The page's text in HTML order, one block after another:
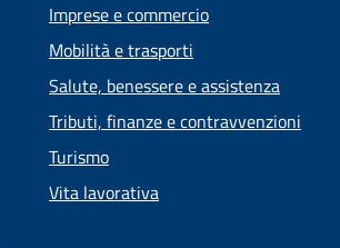
Imprese e commercio
Mobilità e trasporti
Salute, benessere e assistenza
Tributi, finanze e contravvenzioni
Turismo
Vita lavorativa